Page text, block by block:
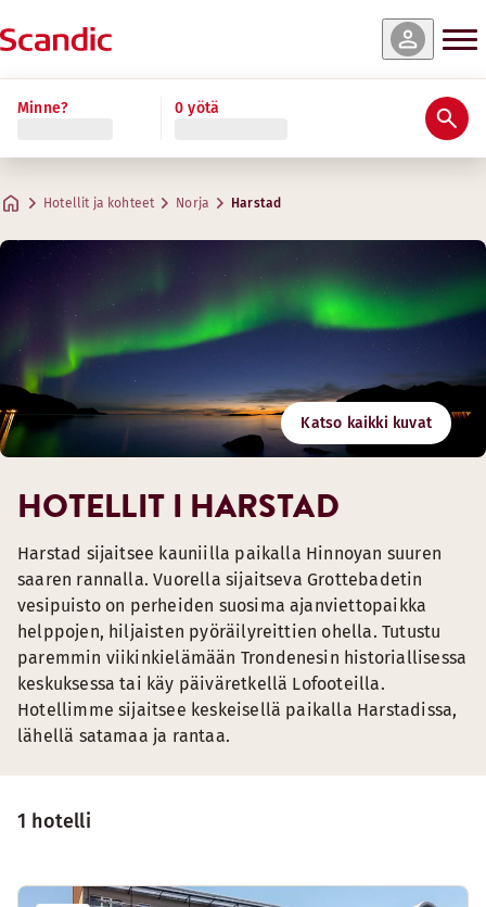
Minne? 0 yötä
Hotellit ja kohteet Norja Harstad
Katso kaikki kuvat
1 hotelli
HOTELLIT I HARSTAD
Harstad sijaitsee kauniilla paikalla Hinnoyan suuren
saaren rannalla. Vuorella sijaitseva Grottebadetin
vesipuisto on perheiden suosima ajanviettopaikka
helppojen, hiljaisten pyöräilyreittien ohella. Tutustu
paremmin viikinkielämään Trondenesin historiallisessa
keskuksessa tai käy päiväretkellä Lofooteilla.
Hotellimme sijaitsee keskeisellä paikalla Harstadissa,
lähellä satamaa ja rantaa.